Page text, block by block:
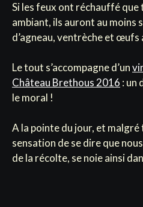
Si les feux ont réchauffé que
ambiant, ils auront au moins
d’agneau, ventrèche et œufs
Le tout s’accompagne d’un
Château Brethous 2016 : un
le moral !
A la pointe du jour, et
sensation de se dire que
de la récolte, se noie ainsi